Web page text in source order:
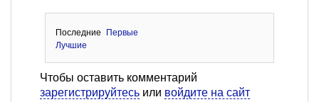
Последние
Первые
Лучшие
Чтобы оставить комментарий
зарегистрируйтесь или войдите на сайт